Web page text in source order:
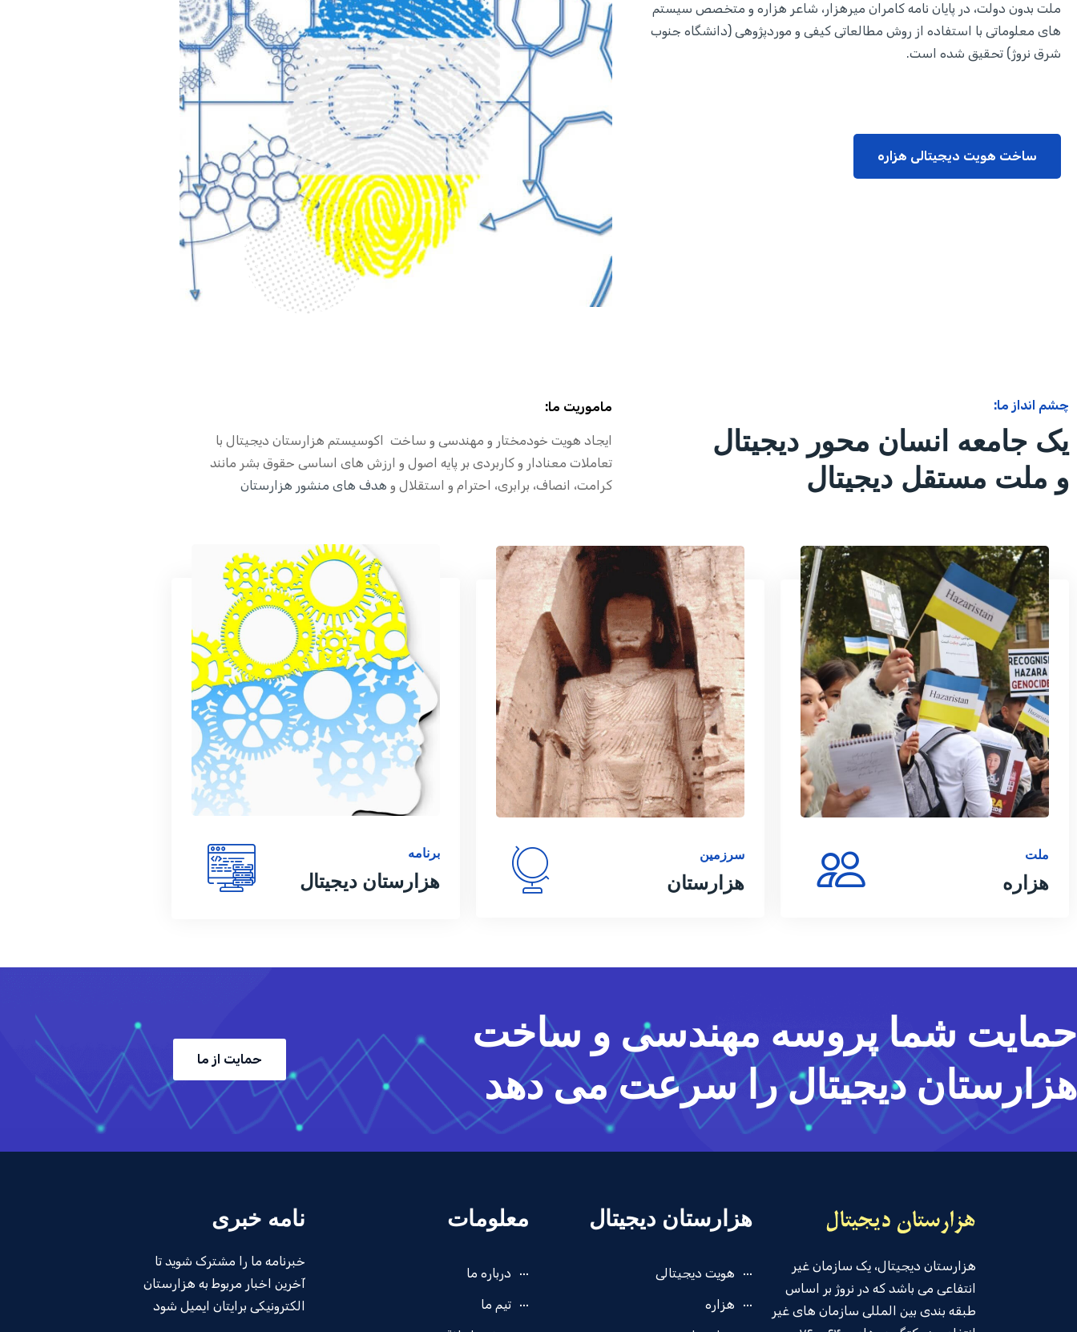
ملت بدون دولت، در پایان نامه کامران میرهزار، شاعر هزاره و متخصص سیستم
های معلوماتی با استفاده از روش مطالعاتی کیفی و موردپژوهی (دانشگاه جنوب
شرق نروژ) تحقیق شده است.
ساخت هویت دیجیتالی هزاره
چشم انداز ما:
یک جامعه انسان محور دیجیتال
و ملت مستقل دیجیتال
ماموریت ما:
ایجاد هویت خودمختار و مهندسی و ساخت اکوسیستم هزارستان دیجیتال با
تعاملات معنادار و کاربردی بر پایه اصول و ارزش های اساسی حقوق بشر مانند
کرامت، انصاف، برابری، احترام و استقلال و هدف های منشور هزارستان
ملت
هزاره
سرزمین
هزارستان
برنامه
هزارستان دیجیتال
حمایت شما پروسه مهندسی و ساخت
هزارستان دیجیتال را سرعت می دهد
حمایت از ما
هزارستان دیجیتال، یک سازمان غیر
انتفاعی می باشد که در نروژ بر اساس
طبقه بندی بین المللی سازمان های غیر
هزارستان دیجیتال
هویت دیجیتالی
هزاره
معلومات
درباره ما
تیم ما
نامه خبری
خبرنامه ما را مشترک شوید تا
آخرین اخبار مربوط به هزارستان
الکترونیکی برایتان ایمیل شود